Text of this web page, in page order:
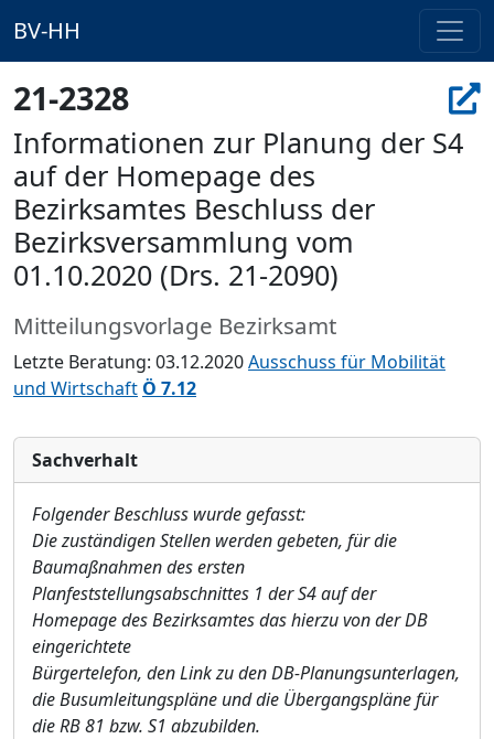
BV-HH
21-2328
Informationen zur Planung der S4
auf der Homepage des
Bezirksamtes Beschluss der
Bezirksversammlung vom
01.10.2020 (Drs. 21-2090)
Mitteilungsvorlage Bezirksamt
Letzte Beratung: 03.12.2020Ausschuss für Mobilität
und Wirtschaft Ö 7.12
Sachverhalt
Folgender Beschluss wurde gefasst:
Die zuständigen Stellen werden gebeten, für die
Baumaßnahmen des ersten
Planfeststellungsabschnittes 1 der S4 auf der
Homepage des Bezirksamtes das hierzu von der DB
eingerichtete
Bürgertelefon, den Link zu den DB-Planungsunterlagen,
die Busumleitungspläne und die Übergangspläne für
die RB 81 bzw. S1 abzubilden.